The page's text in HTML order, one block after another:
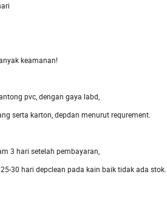
keamanan!
pvc, dengan gaya labd,
serta karton, depdan menurut requrement.
3 hari setelah pembayaran,
30 hari depclean pada kain baik tidak ada stok.